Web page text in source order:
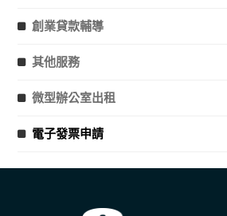
創業貸款輔導
其他服務
微型辦公室出租
電子發票申請